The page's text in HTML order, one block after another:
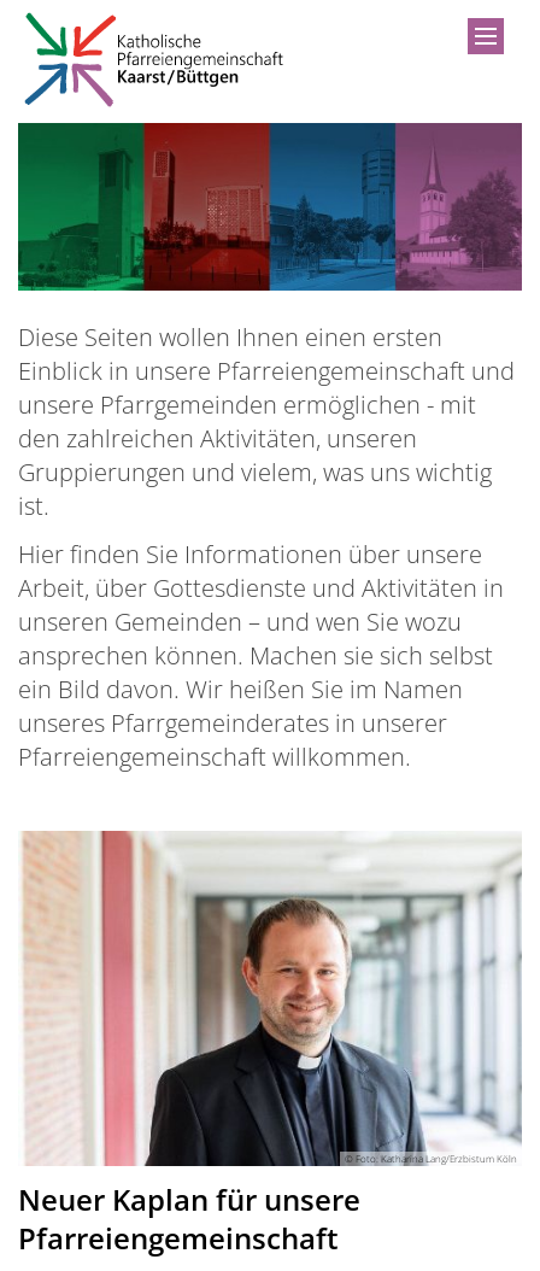
Zum Inhalt springen
Diese Seiten wollen Ihnen einen ersten
Einblick in unsere Pfarreiengemeinschaft und
unsere Pfarrgemeinden ermöglichen - mit
den zahlreichen Aktivitäten, unseren
Gruppierungen und vielem, was uns wichtig
ist.
Hier finden Sie Informationen über unsere
Arbeit, über Gottesdienste und Aktivitäten in
unseren Gemeinden – und wen Sie wozu
ansprechen können. Machen sie sich selbst
ein Bild davon. Wir heißen Sie im Namen
unseres Pfarrgemeinderates in unserer
Pfarreiengemeinschaft willkommen.
© Foto: Katharina Lang/Erzbistum Köln
Neuer Kaplan für unsere
Pfarreiengemeinschaft